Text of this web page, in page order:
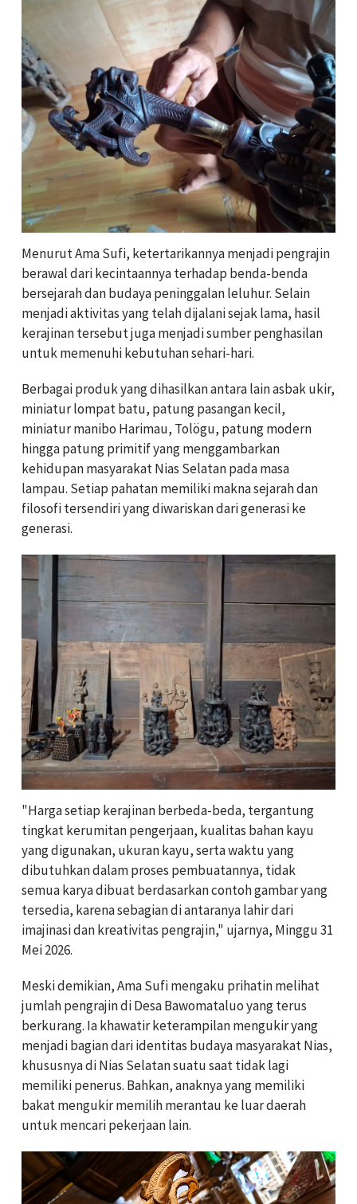
Menurut Ama Sufi, ketertarikannya menjadi pengrajin
berawal dari kecintaannya terhadap benda-benda
bersejarah dan budaya peninggalan leluhur. Selain
menjadi aktivitas yang telah dijalani sejak lama, hasil
kerajinan tersebut juga menjadi sumber penghasilan
untuk memenuhi kebutuhan sehari-hari.
Berbagai produk yang dihasilkan antara lain asbak ukir,
miniatur lompat batu, patung pasangan kecil,
miniatur manibo Harimau, Tolögu, patung modern
hingga patung primitif yang menggambarkan
kehidupan masyarakat Nias Selatan pada masa
lampau. Setiap pahatan memiliki makna sejarah dan
filosofi tersendiri yang diwariskan dari generasi ke
generasi.
"Harga setiap kerajinan berbeda-beda, tergantung
tingkat kerumitan pengerjaan, kualitas bahan kayu
yang digunakan, ukuran kayu, serta waktu yang
dibutuhkan dalam proses pembuatannya, tidak
semua karya dibuat berdasarkan contoh gambar yang
tersedia, karena sebagian di antaranya lahir dari
imajinasi dan kreativitas pengrajin," ujarnya, Minggu 31
Mei 2026.
Meski demikian, Ama Sufi mengaku prihatin melihat
jumlah pengrajin di Desa Bawomataluo yang terus
berkurang. Ia khawatir keterampilan mengukir yang
menjadi bagian dari identitas budaya masyarakat Nias,
khususnya di Nias Selatan suatu saat tidak lagi
memiliki penerus. Bahkan, anaknya yang memiliki
bakat mengukir memilih merantau ke luar daerah
untuk mencari pekerjaan lain.